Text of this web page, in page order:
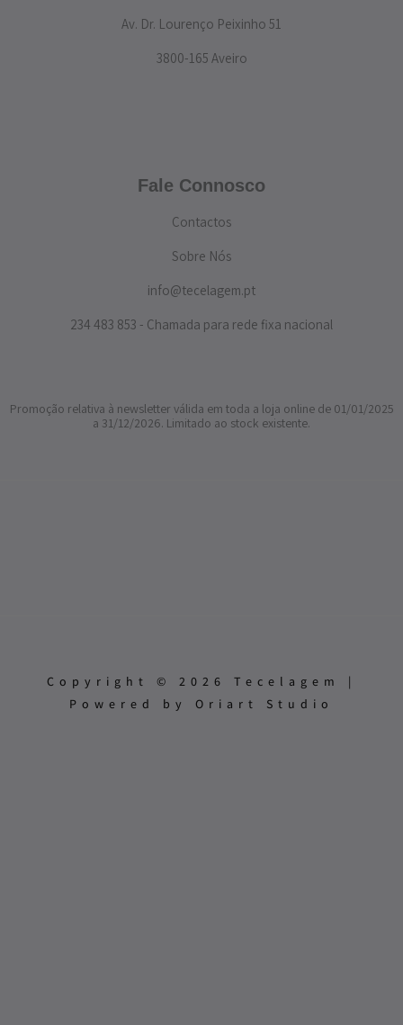
Av. Dr. Lourenço Peixinho 51
3800-165 Aveiro
Fale Connosco
Contactos
Sobre Nós
info@tecelagem.pt
234 483 853 - Chamada para rede fixa nacional
Promoção relativa à newsletter válida em toda a loja online de 01/01/2025
a 31/12/2026. Limitado ao stock existente.
Copyright © 2026 Tecelagem |
Powered by Oriart Studio